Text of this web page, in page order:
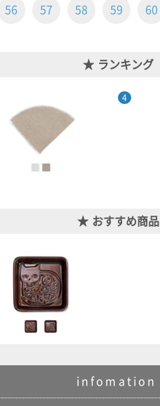
56 57 58 59 60
ランキング
おすすめ商品
infomation